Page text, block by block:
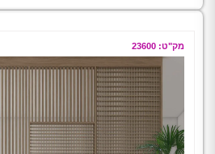
מק"ט: 23600